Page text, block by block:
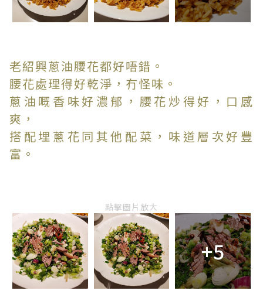
老紹興蔥油腰花都好唔錯。
腰花處理得好乾淨，冇怪味。
蔥油嘅香味好濃郁，腰花炒得好，口感
爽，
搭配埋蔥花同其他配菜，味道層次好豐
富。
點擊圖片放大
+5